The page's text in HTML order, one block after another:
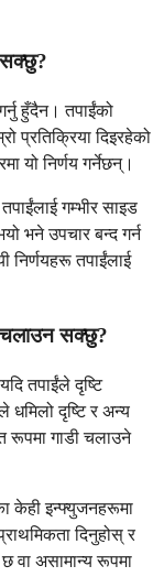
सक्छु?
हुँदैन। तपाईंको
प्रतिक्रिया दिइरहेको
यो निर्णय गर्नेछन्।
गम्भीर साइड
भने उपचार बन्द गर्न
निर्णयहरू तपाईंलाई
चलाउन सक्छु?
तपाईंले दृष्टि
दृष्टि र अन्य
रूपमा गाडी चलाउने
केही इन्फ्युजनहरूमा
दिनुहोस् र
वा असामान्य रूपमा